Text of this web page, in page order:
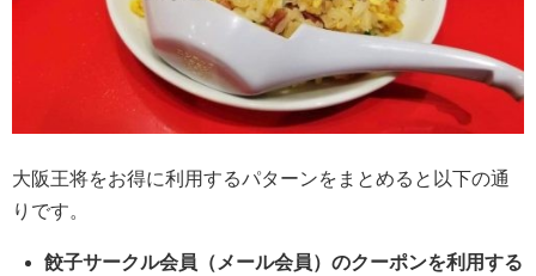
大阪王将をお得に利用するパターンをまとめると以下の通
りです。
餃子サークル会員（メール会員）のクーポンを利用する